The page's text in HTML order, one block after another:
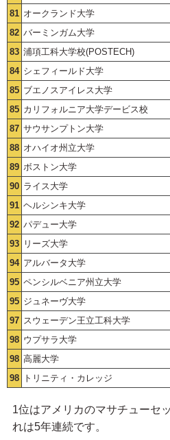
81 オークランド大学
82 バーミンガム大学
83 浦項工科大学校(POSTECH)
84 シェフィールド大学
85 ブエノスアイレス大学
85 カリフォルニア大学デービス校
87 サウサンプトン大学
88 オハイオ州立大学
89 ボストン大学
90 ライス大学
91 ヘルシンキ大学
92 パデュー大学
93
リーズ大学
94 アルバータ大学
95 ペンシルベニア州立大学
95 ジュネーヴ大学
97 スウェーデン王立工科大学
98 ウプサラ大学
98 高麗大学
98
トリニティ・カレッジ
1位はアメリカのマサチューセ
れは5年連続です。